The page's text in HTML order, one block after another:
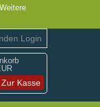
Zur Kasse
Login